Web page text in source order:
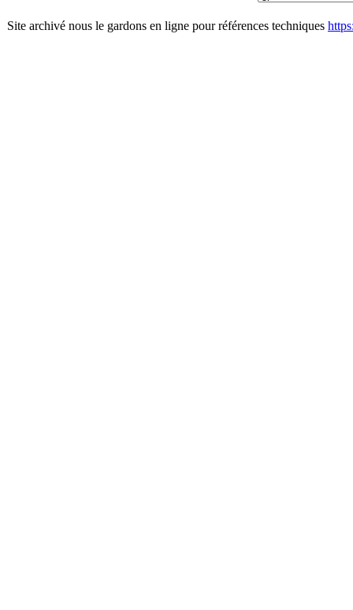
Site archivé nous le gardons en ligne pour références techniques